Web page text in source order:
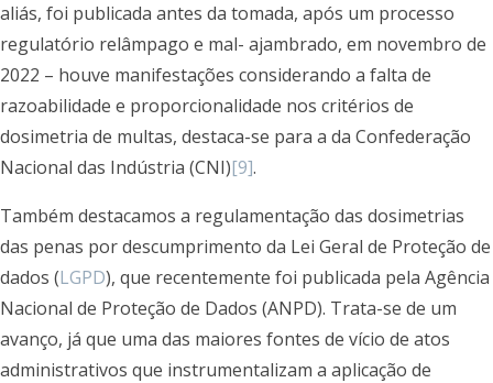
aliás, foi publicada antes da tomada, após um processo
regulatório relâmpago e mal- ajambrado, em novembro de
2022 – houve manifestações considerando a falta de
razoabilidade e proporcionalidade nos critérios de
dosimetria de multas, destaca-se para a da Confederação
Nacional das Indústria (CNI)[9].
Também destacamos a regulamentação das dosimetrias
das penas por descumprimento da Lei Geral de Proteção de
dados (LGPD), que recentemente foi publicada pela Agência
Nacional de Proteção de Dados (ANPD). Trata-se de um
avanço, já que uma das maiores fontes de vício de atos
administrativos que instrumentalizam a aplicação de